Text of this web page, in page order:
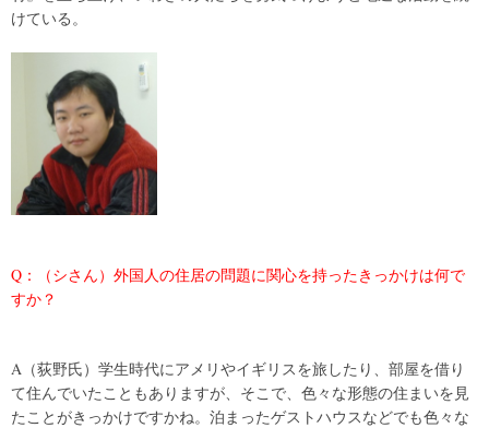
けている。
Q：（シさん）外国人の住居の問題に関心を持ったきっかけは何で
すか？
A（荻野氏）学生時代にアメリやイギリスを旅したり、部屋を借り
て住んでいたこともありますが、そこで、色々な形態の住まいを見
たことがきっかけですかね。泊まったゲストハウスなどでも色々な